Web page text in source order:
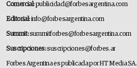
Comercial:publicidad@forbesargentina.com
Editorial:info@forbesargentina.com
Summit:summitforbes@forbesargentina.com
Suscripciones:suscripciones@forbes.ar
Forbes Argentina es publicada por HT Media SA.